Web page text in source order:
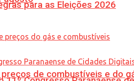
de combustíveis e do
para as Eleições 2026